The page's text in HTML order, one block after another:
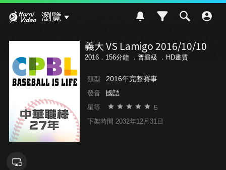
瀏覽
義大 VS Lamigo 2016/10/10
2016．156分鐘 ． 普遍級 ．HD畫質
類型 2016年完整賽事
發音 國語
星等 5
下架時間 2032年12月31日